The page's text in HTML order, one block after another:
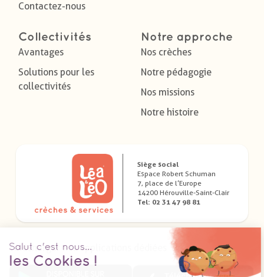
Contactez-nous
Collectivités
Avantages
Solutions pour les
collectivités
Notre approche
Nos crèches
Notre pédagogie
Nos missions
Notre histoire
Siège social
Espace Robert Schuman
7, place de l’Europe
14200 Hérouville-Saint-Clair
Tel: 02 31 47 98 81
Télécharger nos applications dédiées